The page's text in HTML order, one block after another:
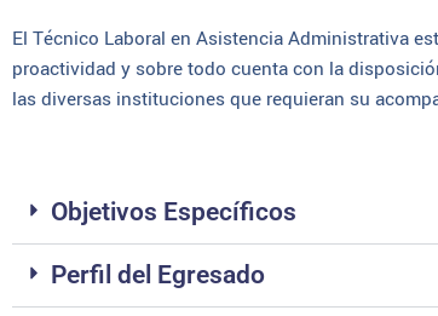
El Técnico Laboral en Asistencia Administrativa
proactividad y sobre todo cuenta con la
las diversas instituciones que requieran su
Objetivos Específicos
Perfil del Egresado